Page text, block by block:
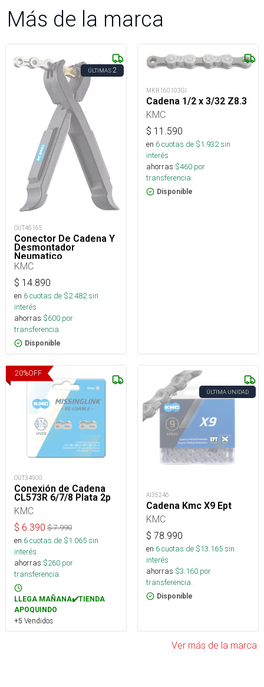
Más de la marca
ÚLTIMAS2
OUT46165
Conector De Cadena Y
Desmontador
Neumatico
KMC
$ 14.890
en 6cuotas de $2.482sin
interés
ahorras $600 por
transferencia.
Disponible
MKR160103GI
Cadena 1/2 x 3/32 Z8.3
KMC
$ 11.590
en 6cuotas de $1.932sin
interés
ahorras $460 por
transferencia.
Disponible
20%OFF
OUT34900
Conexión de Cadena
CL573R 6/7/8 Plata 2p
KMC
$ 6.390 $7.990
en 6cuotas de $1.065sin
interés
ahorras $260 por
transferencia.
LLEGA MAÑANA✔️TIENDA
APOQUINDO
+5 Vendidos
ÚLTIMA UNIDAD
AI35246
Cadena Kmc X9 Ept
KMC
$ 78.990
en 6cuotas de $13.165sin
interés
ahorras $3.160 por
transferencia.
Disponible
Ver más de la marca